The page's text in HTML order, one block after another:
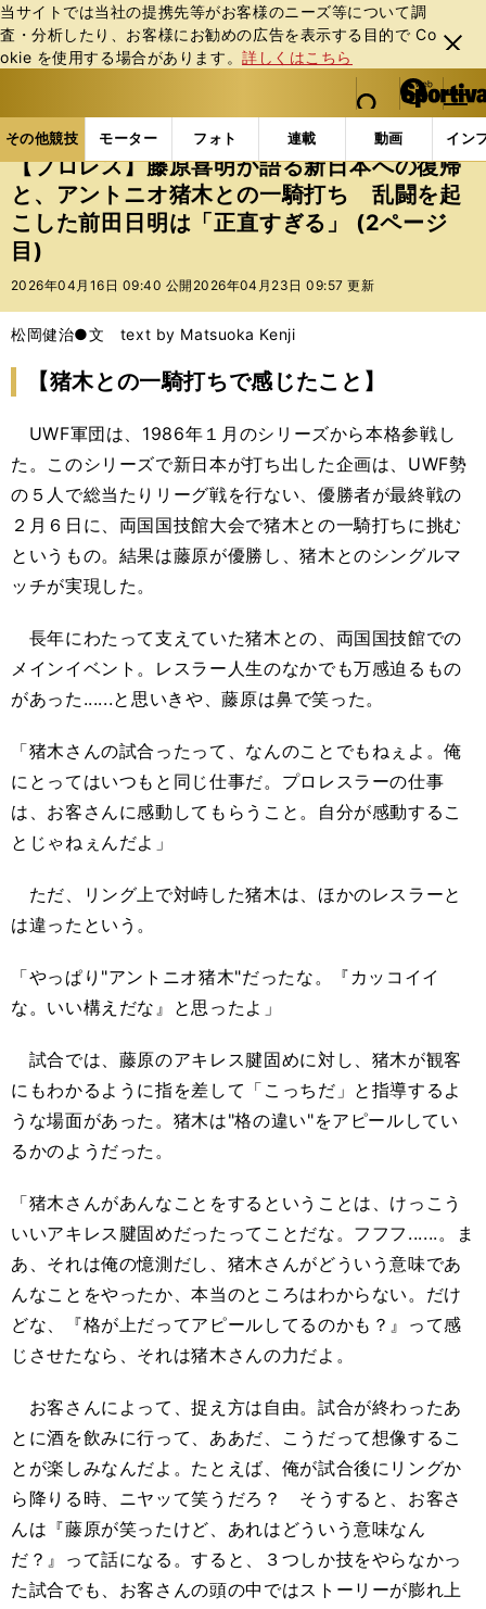
当サイトでは当社の提携先等がお客様のニーズ等について調
査・分析したり、お客様にお勧めの広告を表⽰する⽬的で Co
okie を使⽤する場合があります。詳しくはこちら
閉じ
る
web Sportiva (webスポルティーバ)
検索
マイペ
ー
ジ
メニュ
その他競技 モーター フォト 連載 動画 イン
ス
ポ
ル
テ
ィ
ー
バ
その他競技の記事一覧 格闘技 プロレス 【プロ
【プロレス】藤原喜明が語る新日本への復帰
と、アントニオ猪木との一騎打ち 乱闘を起
こした前田日明は「正直すぎる」 (2ページ
目)
2026年04月16日 09:40 公開 2026年04月23日 09:57 更新
松岡健治●文 text by Matsuoka Kenji
【猪木との一騎打ちで感じたこと】
UWF軍団は、1986年１月のシリーズから本格参戦し
た。このシリーズで新日本が打ち出した企画は、UWF勢
の５人で総当たりリーグ戦を行ない、優勝者が最終戦の
２月６日に、両国国技館大会で猪木との一騎打ちに挑む
というもの。結果は藤原が優勝し、猪木とのシングルマ
ッチが実現した。
長年にわたって支えていた猪木との、両国国技館での
メインイベント。レスラー人生のなかでも万感迫るもの
があった......と思いきや、藤原は鼻で笑った。
「猪木さんの試合ったって、なんのことでもねぇよ。俺
にとってはいつもと同じ仕事だ。プロレスラーの仕事
は、お客さんに感動してもらうこと。自分が感動するこ
とじゃねぇんだよ」
ただ、リング上で対峙した猪木は、ほかのレスラーと
は違ったという。
「やっぱり"アントニオ猪木"だったな。『カッコイイ
な。いい構えだな』と思ったよ」
試合では、藤原のアキレス腱固めに対し、猪木が観客
にもわかるように指を差して「こっちだ」と指導するよ
うな場面があった。猪木は"格の違い"をアピールしてい
るかのようだった。
「猪木さんがあんなことをするということは、けっこう
いいアキレス腱固めだったってことだな。フフフ......。ま
あ、それは俺の憶測だし、猪木さんがどういう意味であ
んなことをやったか、本当のところはわからない。だけ
どな、『格が上だってアピールしてるのかも？』って感
じさせたなら、それは猪木さんの力だよ。
お客さんによって、捉え方は自由。試合が終わったあ
とに酒を飲みに行って、ああだ、こうだって想像するこ
とが楽しみなんだよ。たとえば、俺が試合後にリングか
ら降りる時、ニヤッて笑うだろ？ そうすると、お客さ
んは『藤原が笑ったけど、あれはどういう意味なん
だ？』って話になる。すると、３つしか技をやらなかっ
た試合でも、お客さんの頭の中ではストーリーが膨れ上